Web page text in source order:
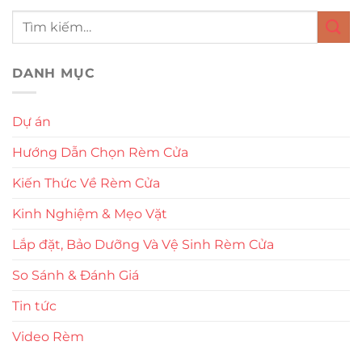
DANH MỤC
Dự án
Hướng Dẫn Chọn Rèm Cửa
Kiến Thức Về Rèm Cửa
Kinh Nghiệm & Mẹo Vặt
Lắp đặt, Bảo Dưỡng Và Vệ Sinh Rèm Cửa
So Sánh & Đánh Giá
Tin tức
Video Rèm